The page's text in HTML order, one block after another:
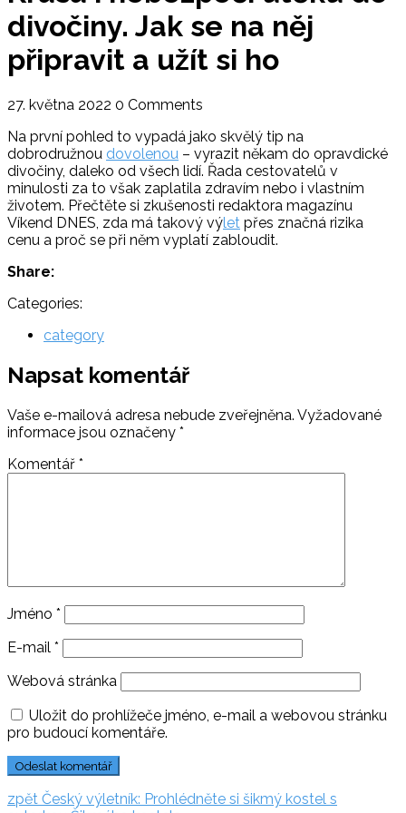
divočiny. Jak se na něj
připravit a užít si ho
27. května 2022 0 Comments
Na první pohled to vypadá jako skvělý tip na
dobrodružnou dovolenou – vyrazit někam do opravdické
divočiny, daleko od všech lidí. Řada cestovatelů v
minulosti za to však zaplatila zdravím nebo i vlastním
životem. Přečtěte si zkušenosti redaktora magazínu
Víkend DNES, zda má takový výlet přes značná rizika
cenu a proč se při něm vyplatí zabloudit.
Share:
Categories:
category
Napsat komentář
Vaše e-mailová adresa nebude zveřejněna. Vyžadované
informace jsou označeny *
Komentář *
Jméno *
E-mail *
Webová stránka
Uložit do prohlížeče jméno, e-mail a webovou stránku
pro budoucí komentáře.
Navigace
zpět zpět:
Český výletník: Prohlédněte si šikmý kostel s